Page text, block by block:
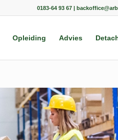
0183-64 93 67 |
Opleiding Advies